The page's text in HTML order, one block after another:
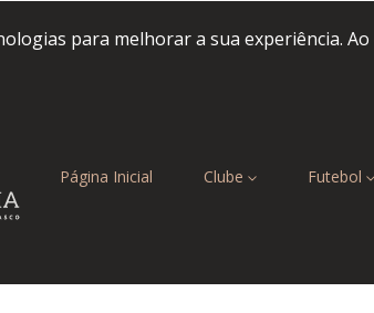
para melhorar a sua experiência.
Página Inicial (current)Clube Futebol